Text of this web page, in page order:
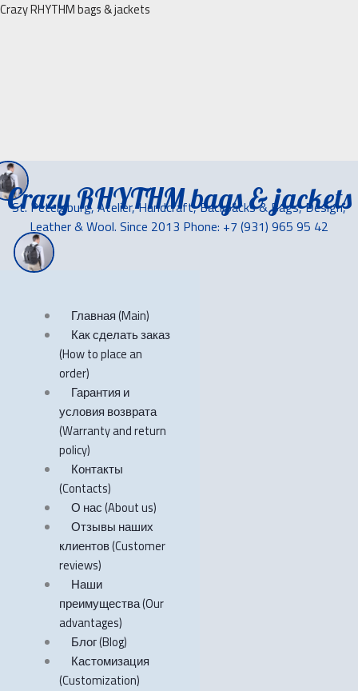
Перейти
Crazy RHYTHM bags & jackets
Crazy RHYTHM bags & jackets
St. Petersburg, Atelier, Handcraft, Backpacks & Bags, Design,
Leather & Wool. Since 2013 Phone: +7 (931) 965 95 42
Главная (Main)
Как сделать заказ
(How to place an
order)
Гарантия и
условия возврата
(Warranty and return
policy)
Контакты
(Contacts)
О нас (About us)
Отзывы наших
клиентов (Customer
reviews)
Наши
преимущества (Our
advantages)
Блог (Blog)
Кастомизация
(Customization)